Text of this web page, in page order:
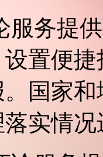
服务提
置便
国家
实情